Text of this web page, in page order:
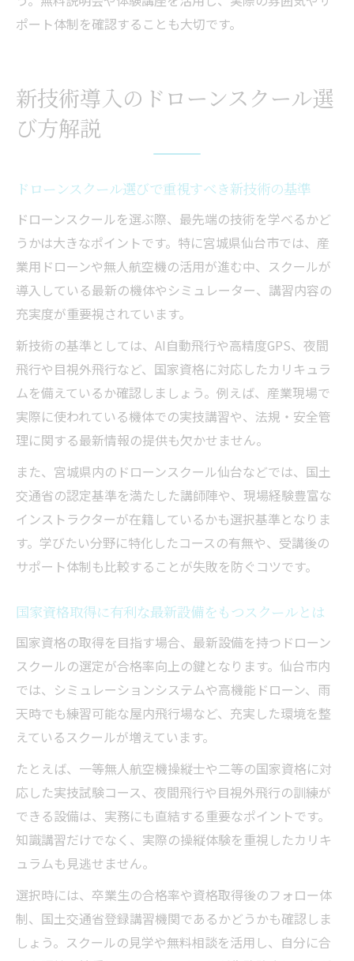
ポート体制を確認することも大切です。
新技術導入のドローンスクール選
び方解説
ドローンスクール選びで重視すべき新技術の基準
ドローンスクールを選ぶ際、最先端の技術を学べるかど
うかは大きなポイントです。特に宮城県仙台市では、産
業用ドローンや無人航空機の活用が進む中、スクールが
導入している最新の機体やシミュレーター、講習内容の
充実度が重要視されています。
新技術の基準としては、AI自動飛行や高精度GPS、夜間
飛行や目視外飛行など、国家資格に対応したカリキュラ
ムを備えているか確認しましょう。例えば、産業現場で
実際に使われている機体での実技講習や、法規・安全管
理に関する最新情報の提供も欠かせません。
また、宮城県内のドローンスクール仙台などでは、国土
交通省の認定基準を満たした講師陣や、現場経験豊富な
インストラクターが在籍しているかも選択基準となりま
す。学びたい分野に特化したコースの有無や、受講後の
サポート体制も比較することが失敗を防ぐコツです。
国家資格取得に有利な最新設備をもつスクールとは
国家資格の取得を目指す場合、最新設備を持つドローン
スクールの選定が合格率向上の鍵となります。仙台市内
では、シミュレーションシステムや高機能ドローン、雨
天時でも練習可能な屋内飛行場など、充実した環境を整
えているスクールが増えています。
たとえば、一等無人航空機操縦士や二等の国家資格に対
応した実技試験コース、夜間飛行や目視外飛行の訓練が
できる設備は、実務にも直結する重要なポイントです。
知識講習だけでなく、実際の操縦体験を重視したカリキ
ュラムも見逃せません。
選択時には、卒業生の合格率や資格取得後のフォロー体
制、国土交通省登録講習機関であるかどうかも確認しま
しょう。スクールの見学や無料相談を活用し、自分に合